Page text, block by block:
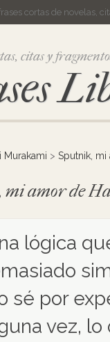
cortas de novelas,
citas y
Murakami > Sputnik, mi
mi amor de
lógica
sé por
vez,